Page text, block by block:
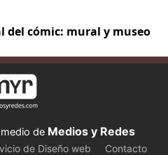
del cómic: mural y museo
de Medios y Redes
de Diseño web
Contacto